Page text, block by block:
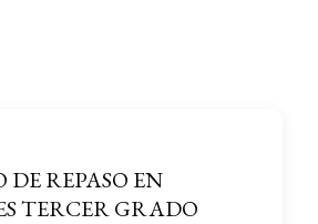
REPASO EN
TERCER GRADO